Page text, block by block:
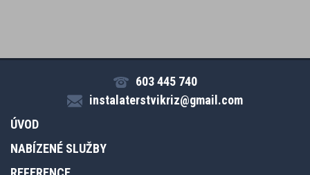
603 445 740
instalaterstvikriz@gmail.com
ÚVOD
NABÍZENÉ SLUŽBY